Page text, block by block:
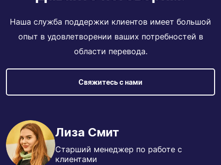
Наша служба поддержки клиентов имеет большой
опыт в удовлетворении ваших потребностей в
области перевода.
Свяжитесь с нами
Лиза Смит
Старший менеджер по работе с
клиентами